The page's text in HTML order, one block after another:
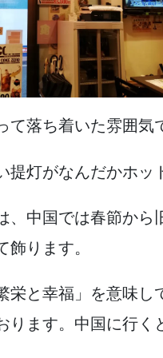
て落ち着いた雰囲気
提灯がなんだかホ
、中国では春節か
飾ります。
栄と幸福」を意味
ります。中国に行